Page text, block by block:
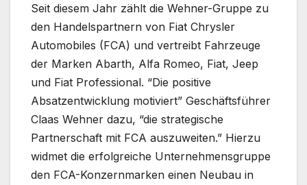
Seit diesem Jahr zählt die Wehner-Gruppe zu
den Handelspartnern von Fiat Chrysler
Automobiles (FCA) und vertreibt Fahrzeuge
der Marken Abarth, Alfa Romeo, Fiat, Jeep
und Fiat Professional. “Die positive
Absatzentwicklung motiviert” Geschäftsführer
Claas Wehner dazu, “die strategische
Partnerschaft mit FCA auszuweiten.” Hierzu
widmet die erfolgreiche Unternehmensgruppe
den FCA-Konzernmarken einen Neubau in